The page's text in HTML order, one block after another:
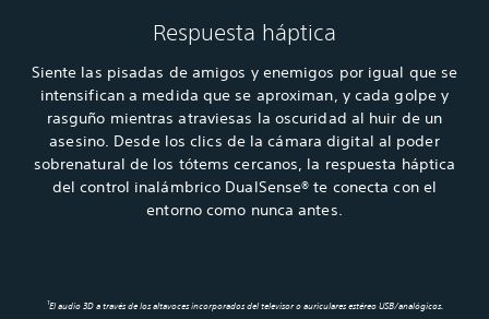
Respuesta háptica
Siente las pisadas de amigos y enemigos por igual que se
intensifican a medida que se aproximan, y cada golpe y
rasguño mientras atraviesas la oscuridad al huir de un
asesino. Desde los clics de la cámara digital al poder
sobrenatural de los tótems cercanos, la respuesta háptica
del control inalámbrico DualSense® te conecta con el
entorno como nunca antes.
1El audio 3D a través de los altavoces incorporados del televisor o auriculares estéreo USB/analógicos.